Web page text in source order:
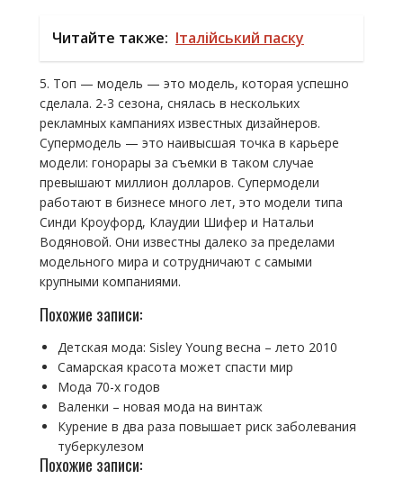
Читайте также: Італійський паску
5. Топ — модель — это модель, которая успешно
сделала. 2-3 сезона, снялась в нескольких
рекламных кампаниях известных дизайнеров.
Супермодель — это наивысшая точка в карьере
модели: гонорары за съемки в таком случае
превышают миллион долларов. Супермодели
работают в бизнесе много лет, это модели типа
Синди Кроуфорд, Клаудии Шифер и Натальи
Водяновой. Они известны далеко за пределами
модельного мира и сотрудничают с самыми
крупными компаниями.
Похожие записи:
Детская мода: Sisley Young весна – лето 2010
Самарская красота может спасти мир
Мода 70-х годов
Валенки – новая мода на винтаж
Курение в два раза повышает риск заболевания
туберкулезом
Похожие записи: